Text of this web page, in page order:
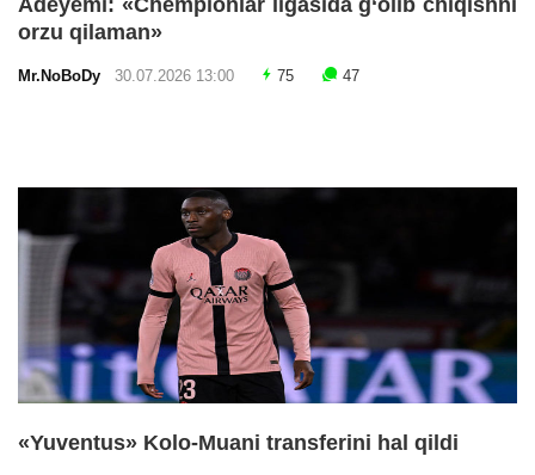
orzu qilaman»
Mr.NoBoDy 30.07.2026 13:00 75 47
«Yuventus» Kolo-Muani transferini hal qildi